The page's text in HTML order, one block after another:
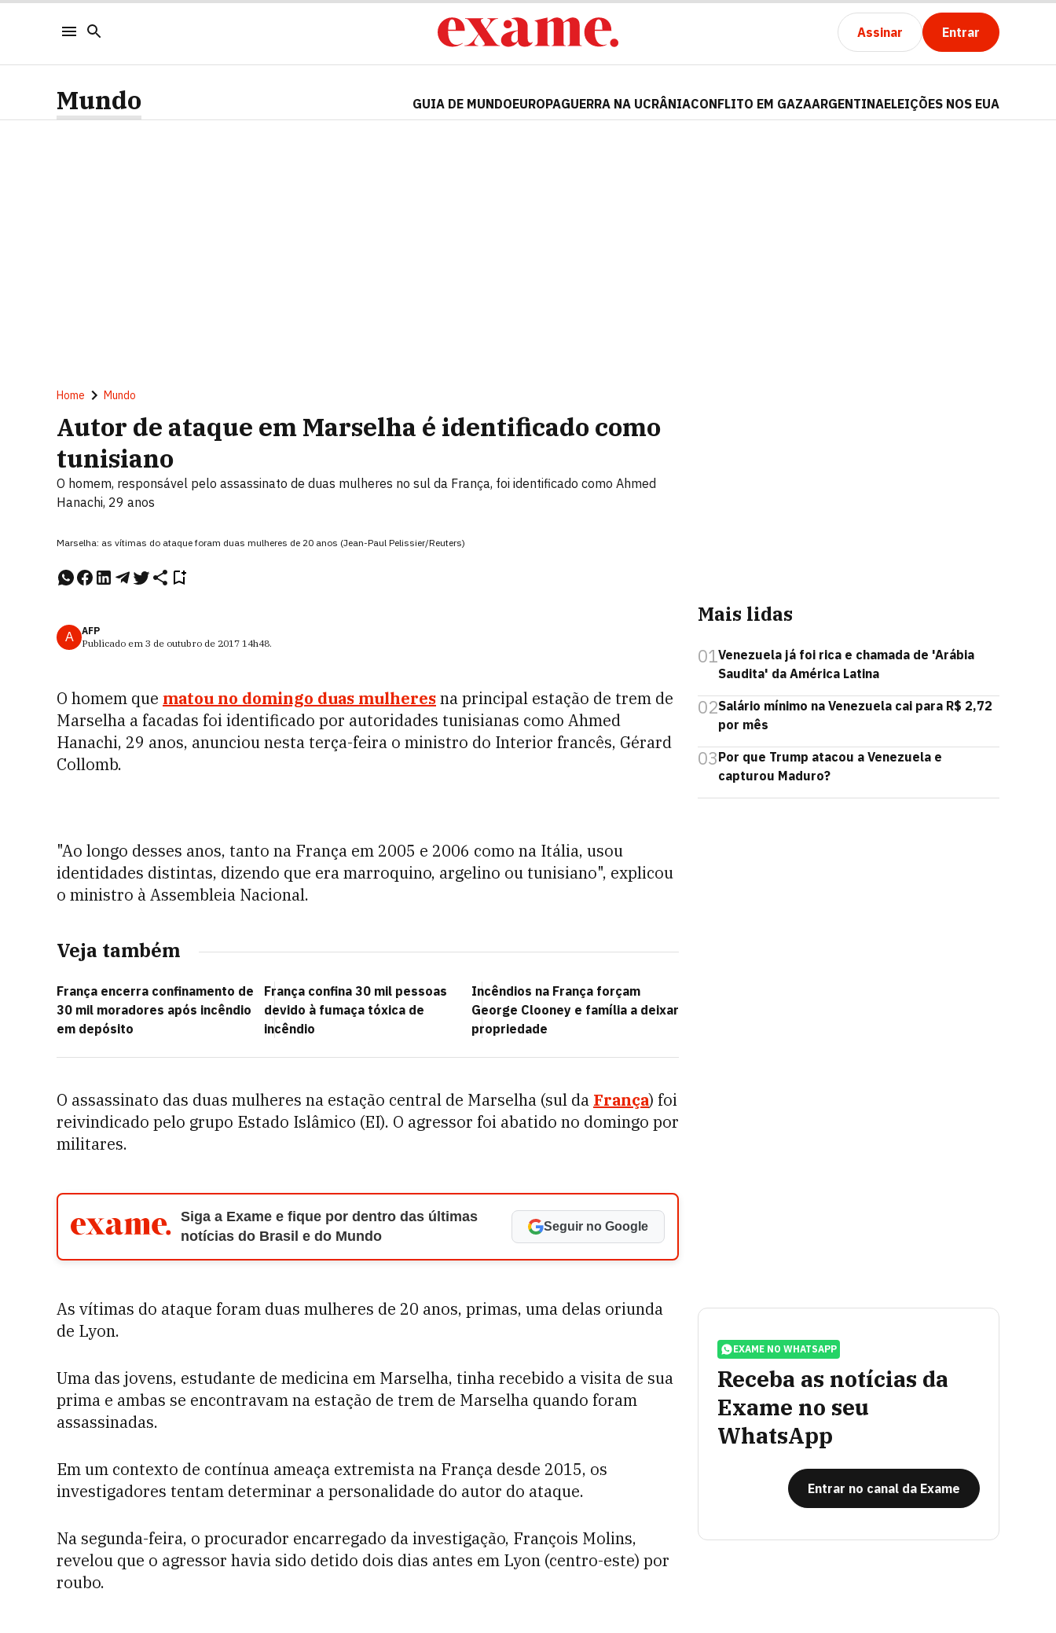
Assinar Entrar
Mundo GUIA DE MUNDOEUROPAGUERRA NA UCRÂNIACONFLITO EM GAZAARGENTINAELEIÇÕES NOS EUA
Home Mundo
Autor de ataque em Marselha é identificado como
tunisiano
O homem, responsável pelo assassinato de duas mulheres no sul da França, foi identificado como Ahmed
Hanachi, 29 anos
Marselha: as vítimas do ataque foram duas mulheres de 20 anos (Jean-Paul Pelissier/Reuters)
A
AFP
Publicado em 3 de outubro de 2017 14h48.
O homem que matou no domingo duas mulheresna principal estação de trem de
Marselha a facadas foi identificado por autoridades tunisianas como Ahmed
Hanachi, 29 anos, anunciou nesta terça-feira o ministro do Interior francês, Gérard
Collomb.
"Ao longo desses anos, tanto na França em 2005 e 2006 como na Itália, usou
identidades distintas, dizendo que era marroquino, argelino ou tunisiano", explicou
o ministro à Assembleia Nacional.
Veja também
França encerra confinamento de
30 mil moradores após incêndio
em depósito
França confina 30 mil pessoas
devido à fumaça tóxica de
incêndio
Incêndios na França forçam
George Clooney e família a deixar
propriedade
O assassinato das duas mulheres na estação central de Marselha (sul da França) foi
reivindicado pelo grupo Estado Islâmico (EI). O agressor foi abatido no domingo por
militares.
Siga a Exame e fique por dentro das últimas
notícias do Brasil e do Mundo
Seguir no Google
As vítimas do ataque foram duas mulheres de 20 anos, primas, uma delas oriunda
de Lyon.
Uma das jovens, estudante de medicina em Marselha, tinha recebido a visita de sua
prima e ambas se encontravam na estação de trem de Marselha quando foram
assassinadas.
Em um contexto de contínua ameaça extremista na França desde 2015, os
investigadores tentam determinar a personalidade do autor do ataque.
Na segunda-feira, o procurador encarregado da investigação, François Molins,
revelou que o agressor havia sido detido dois dias antes em Lyon (centro-este) por
roubo.
Mais lidas
01Venezuela já foi rica e chamada de 'Arábia
Saudita' da América Latina
02Salário mínimo na Venezuela cai para R$ 2,72
por mês
03Por que Trump atacou a Venezuela e
capturou Maduro?
EXAME NO WHATSAPP
Receba as notícias da
Exame no seu
WhatsApp
Entrar no canal da Exame